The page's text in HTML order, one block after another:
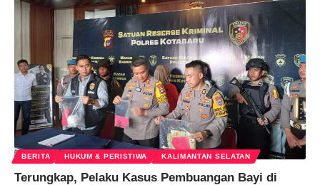
BERITA HUKUM & PERISTIWA KALIMANTAN SELATAN
Terungkap, Pelaku Kasus Pembuangan Bayi di